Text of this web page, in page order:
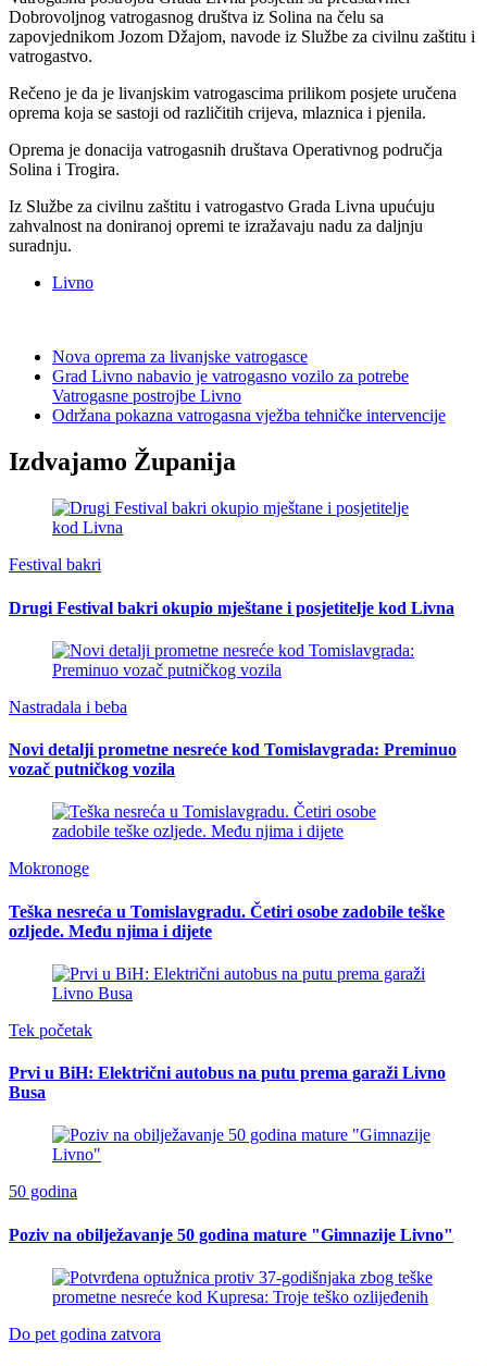
Dobrovoljnog vatrogasnog društva iz Solina na čelu sa
zapovjednikom Jozom Džajom, navode iz Službe za civilnu zaštitu i
vatrogastvo.
Rečeno je da je livanjskim vatrogascima prilikom posjete uručena
oprema koja se sastoji od različitih crijeva, mlaznica i pjenila.
Oprema je donacija vatrogasnih društava Operativnog područja
Solina i Trogira.
Iz Službe za civilnu zaštitu i vatrogastvo Grada Livna upućuju
zahvalnost na doniranoj opremi te izražavaju nadu za daljnju
suradnju.
Livno
Nova oprema za livanjske vatrogasce
Grad Livno nabavio je vatrogasno vozilo za potrebe
Vatrogasne postrojbe Livno
Održana pokazna vatrogasna vježba tehničke intervencije
Izdvajamo Županija
Festival bakri
Drugi Festival bakri okupio mještane i posjetitelje kod Livna
Nastradala i beba
Novi detalji prometne nesreće kod Tomislavgrada: Preminuo
vozač putničkog vozila
Mokronoge
Teška nesreća u Tomislavgradu. Četiri osobe zadobile teške
ozljede. Među njima i dijete
Tek početak
Prvi u BiH: Električni autobus na putu prema garaži Livno
Busa
50 godina
Poziv na obilježavanje 50 godina mature "Gimnazije Livno"
Do pet godina zatvora